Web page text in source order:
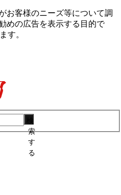
お客様のニーズ等について調
めの広告を表⽰する⽬的で
す。
索
す
る